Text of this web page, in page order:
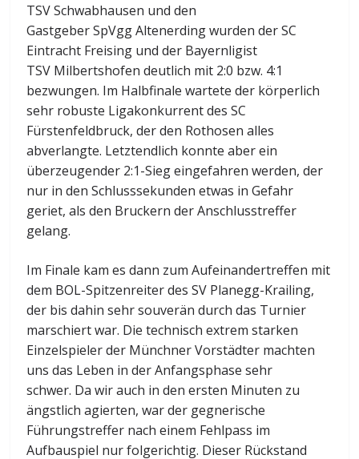
TSV Schwabhausen und den
Gastgeber SpVgg Altenerding wurden der SC
Eintracht Freising und der Bayernligist
TSV Milbertshofen deutlich mit 2:0 bzw. 4:1
bezwungen. Im Halbfinale wartete der körperlich
sehr robuste Ligakonkurrent des SC
Fürstenfeldbruck, der den Rothosen alles
abverlangte. Letztendlich konnte aber ein
überzeugender 2:1-Sieg eingefahren werden, der
nur in den Schlusssekunden etwas in Gefahr
geriet, als den Bruckern der Anschlusstreffer
gelang.
Im Finale kam es dann zum Aufeinandertreffen mit
dem BOL-Spitzenreiter des SV Planegg-Krailing,
der bis dahin sehr souverän durch das Turnier
marschiert war. Die technisch extrem starken
Einzelspieler der Münchner Vorstädter machten
uns das Leben in der Anfangsphase sehr
schwer. Da wir auch in den ersten Minuten zu
ängstlich agierten, war der gegnerische
Führungstreffer nach einem Fehlpass im
Aufbauspiel nur folgerichtig. Dieser Rückstand